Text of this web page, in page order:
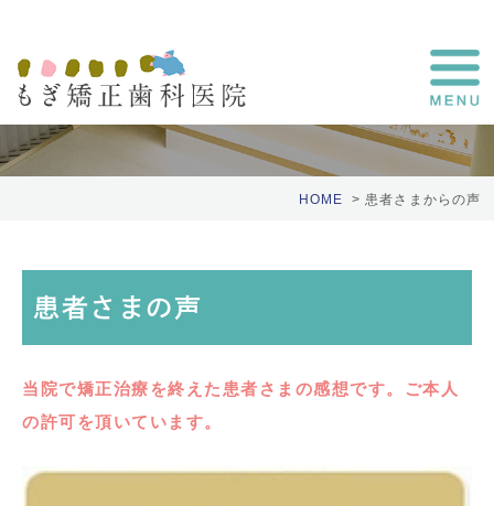
患者さまの声
HOME 患者さまからの声
患者さまの声
当院で矯正治療を終えた患者さまの感想です。ご本人
の許可を頂いています。